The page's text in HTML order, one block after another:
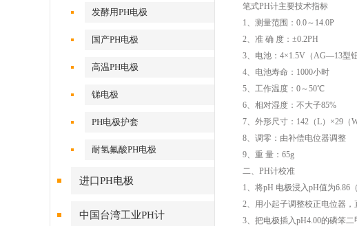
发酵用PH电极
国产PH电极
高温PH电极
锑电极
PH电极护套
耐氢氟酸PH电极
进口PH电极
中国台湾工业PH计
笔式PH计主要技术指标
1、测量范围：0.0～14.0P
2、准 确 度：±0.2PH
3、电池：4×1.5V（AG—13型钮
4、电池寿命：1000小时
5、工作温度：0～50℃
6、相对湿度：不大子85%
7、外形尺寸：142（L）×29（
8、调零：由补偿电位器调整
9、重 量：65g
二、PH计校准
1、将pH 电极浸入pH值为6.86
2、用小起子调整校正电位器，
3、把电极插入pH4.00的磷笨二